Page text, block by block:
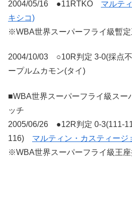
2004/05/16 ●11RTKO マルテ
キシコ)
※WBA世界スーパーフライ級暫
2004/10/03 ○10R判定 3-0(採点
ープルムカモン(タイ)
■WBA世界スーパーフライ級スー
ッチ
2005/06/26 ●12R判定 0-3(111-
116) マルティン・カスティージ
※WBA世界スーパーフライ級王